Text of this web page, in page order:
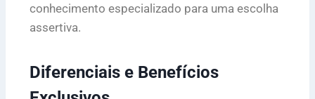
conhecimento especializado para uma escolha
assertiva.
Diferenciais e Benefícios